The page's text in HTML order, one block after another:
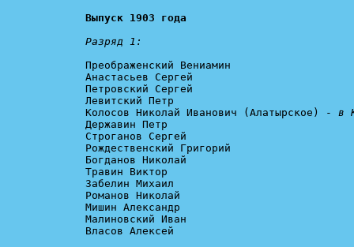
Выпуск 1903 года
Разряд 1:
Преображенский Вениамин
Анастасьев Сергей
Петровский Сергей
Левитский Петр
Колосов Николай Иванович (Алатырское) - в
Державин Петр
Строганов Сергей
Рождественский Григорий
Богданов Николай
Травин Виктор
Забелин Михаил
Романов Николай
Мишин Александр
Малиновский Иван
Власов Алексей